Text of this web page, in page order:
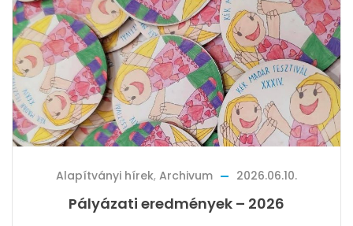
Alapítványi hírek, Archivum 2026.06.10.
Pályázati eredmények – 2026